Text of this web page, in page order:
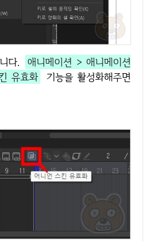
다.
애니메이션 > 애니메이션
유효화
기능을 활성화해주면